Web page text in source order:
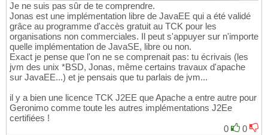
Je ne suis pas sûr de te comprendre.
Jonas est une implémentation libre de JavaEE qui a été validé
grâce au programme d'accès gratuit au TCK pour les
organisations non commerciales. Il peut s'appuyer sur n'importe
quelle implémentation de JavaSE, libre ou non.
Exact je pense que l'on ne se comprenait pas: tu écrivais (les
jvm des unix *BSD, Jonas, même certains travaux d'apache
sur JavaEE...) et je pensais que tu parlais de jvm...
il y a bien une licence TCK J2EE que Apache a entre autre pour
Geronimo comme toute les autres implémentations J2Ee
certifiées !
0
0